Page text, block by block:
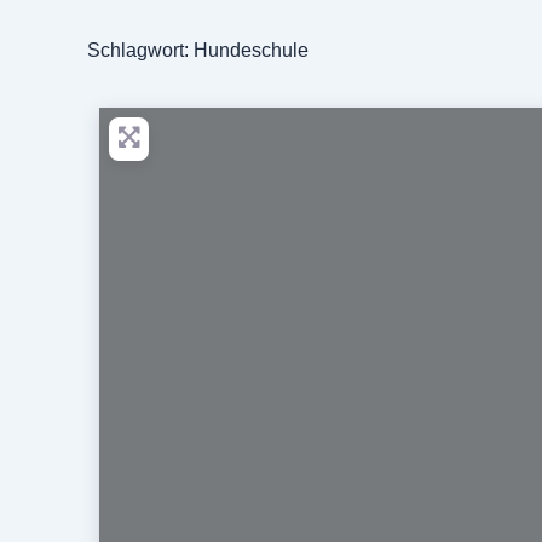
Schlagwort: Hundeschule